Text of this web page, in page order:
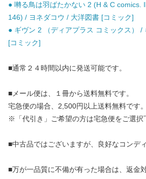
● 囀る鳥は羽ばたかない 2 (H & C comics.
146) / ヨネダコウ / 大洋図書 [コミック]
● ギヴン 2 （ディアプラス コミックス） /
[コミック]
■通常２４時間以内に発送可能です。
■メール便は、１冊から送料無料です。
宅急便の場合、2,500円以上送料無料です。
※「代引き」ご希望の方は宅急便をご選択
■中古品ではございますが、良好なコンデ
■万が一品質に不備が有った場合は、返金対